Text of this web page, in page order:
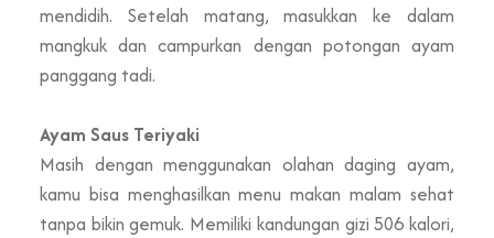
mendidih. Setelah matang, masukkan ke dalam
mangkuk dan campurkan dengan potongan ayam
panggang tadi.
Ayam Saus Teriyaki
Masih dengan menggunakan olahan daging ayam,
kamu bisa menghasilkan menu makan malam sehat
tanpa bikin gemuk. Memiliki kandungan gizi 506 kalori,